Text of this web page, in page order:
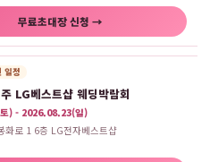
무료초대장 신청 →
일정
LG베스트샵 웨딩박람회
) - 2026.08.23(일)
화로 1 6층 LG전자베스트샵